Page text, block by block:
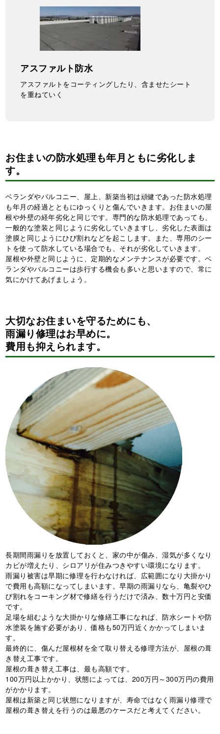
アスファルト防水
アスファルトをコーティングしたり、含ませたシート
を重ねていく
お住まいの防水処理も年月ともに劣化しま
す。
ベランダやバルコニー、屋上、新築当初は頑健であった防水処理
も年月の経過とともにゆっくりと傷んでいきます。お住まいの屋
根や外壁の経年劣化と同じです。専門的な防水処理であっても、
一般的な塗装と同じように劣化していきますし、劣化した表面は
塗膜と同じようにひび割れなどを起こします。また、専用のシー
トを使って防水している場合でも、それが劣化していきます。
屋根や外壁と同じように、定期的なメンテナンスが必要です。ベ
ランダやバルコニーは歩行する機会も多いと思いますので、常に
気にかけてあげましょう。
大切なお住まいを守るためにも、
雨漏り修理はお早めに。
費用も抑えられます。
長期間雨漏りを放置しておくと、家の中が傷み、湿気が多くなり
カビが増えたり、シロアリが住みつきやすい環境になります。
雨漏り被害は早期に修理を行わなければ、広範囲になり大掛かり
で費用も高額になってしまいます。早期の雨漏りなら、亀裂やひ
び割れをコーキング材で修繕を行うだけで済み、数十万円と安価
です。
足場を組むような大掛かりな修繕工事になれば、防水シートや防
水塗装を施す必要があり、価格も50万円近くかかってしまいま
す。
最終的に、傷んだ屋根材を全て取り替える修理方法が、屋根の葺
き替え工事です。
屋根の葺き替え工事は、最も高額です。
100万円以上かかり、状態によっては、200万円～300万円の費用
がかかります。
屋根は新築と同じ状態になりますが、寿命ではなく雨漏り修理で
屋根の葺き替えを行うのは最悪のケースだと考えてください。